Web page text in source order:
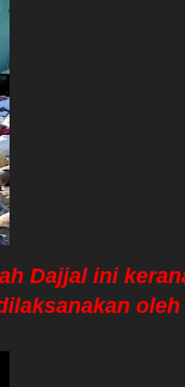
Dajjal ini